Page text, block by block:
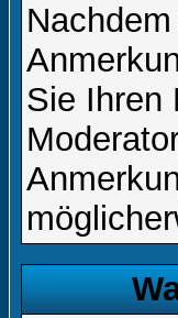
Sie Ihren